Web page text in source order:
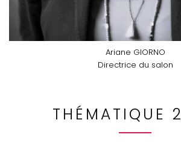
Ariane GIORNO
Directrice du salon
THÉMATIQUE